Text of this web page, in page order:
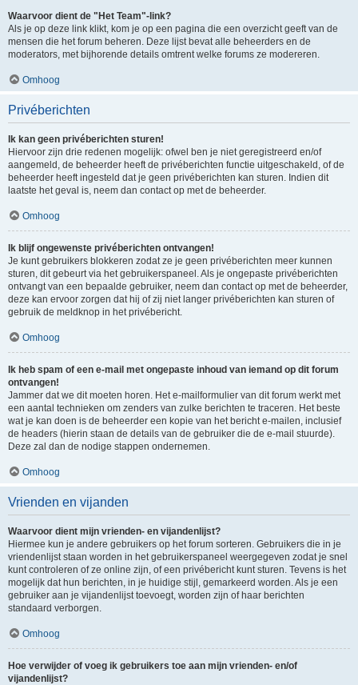
Waarvoor dient de "Het Team"-link?
Als je op deze link klikt, kom je op een pagina die een overzicht geeft van de
mensen die het forum beheren. Deze lijst bevat alle beheerders en de
moderators, met bijhorende details omtrent welke forums ze modereren.
Omhoog
Privéberichten
Ik kan geen privéberichten sturen!
Hiervoor zijn drie redenen mogelijk: ofwel ben je niet geregistreerd en/of
aangemeld, de beheerder heeft de privéberichten functie uitgeschakeld, of de
beheerder heeft ingesteld dat je geen privéberichten kan sturen. Indien dit
laatste het geval is, neem dan contact op met de beheerder.
Omhoog
Ik blijf ongewenste privéberichten ontvangen!
Je kunt gebruikers blokkeren zodat ze je geen privéberichten meer kunnen
sturen, dit gebeurt via het gebruikerspaneel. Als je ongepaste privéberichten
ontvangt van een bepaalde gebruiker, neem dan contact op met de beheerder,
deze kan ervoor zorgen dat hij of zij niet langer privéberichten kan sturen of
gebruik de meldknop in het privébericht.
Omhoog
Ik heb spam of een e-mail met ongepaste inhoud van iemand op dit forum
ontvangen!
Jammer dat we dit moeten horen. Het e-mailformulier van dit forum werkt met
een aantal technieken om zenders van zulke berichten te traceren. Het beste
wat je kan doen is de beheerder een kopie van het bericht e-mailen, inclusief
de headers (hierin staan de details van de gebruiker die de e-mail stuurde).
Deze zal dan de nodige stappen ondernemen.
Omhoog
Vrienden en vijanden
Waarvoor dient mijn vrienden- en vijandenlijst?
Hiermee kun je andere gebruikers op het forum sorteren. Gebruikers die in je
vriendenlijst staan worden in het gebruikerspaneel weergegeven zodat je snel
kunt controleren of ze online zijn, of een privébericht kunt sturen. Tevens is het
mogelijk dat hun berichten, in je huidige stijl, gemarkeerd worden. Als je een
gebruiker aan je vijandenlijst toevoegt, worden zijn of haar berichten
standaard verborgen.
Omhoog
Hoe verwijder of voeg ik gebruikers toe aan mijn vrienden- en/of
vijandenlijst?